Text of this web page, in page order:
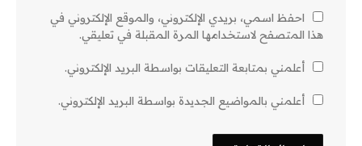
احفظ اسمي، بريدي الإلكتروني، والموقع الإلكتروني في
هذا المتصفح لاستخدامها المرة المقبلة في تعليقي.
أعلمني بمتابعة التعليقات بواسطة البريد الإلكتروني.
أعلمني بالمواضيع الجديدة بواسطة البريد الإلكتروني.